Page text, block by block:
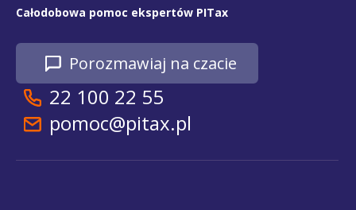
Całodobowa pomoc ekspertów PITax
Porozmawiaj na czacie
22 100 22 55
pomoc@pitax.pl